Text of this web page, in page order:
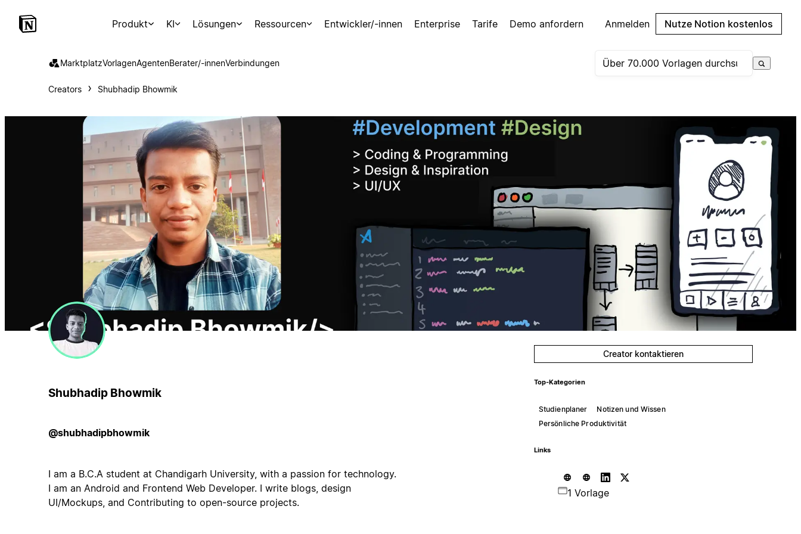
Produkt KI Lösungen Ressourcen Entwickler/-innen Enterprise Tarife Demo anfordern Anmelden Nutze Notion kostenlos
MarktplatzVorlagenAgentenBerater/-innenVerbindungen
Creators Shubhadip Bhowmik
Shubhadip Bhowmik
@shubhadipbhowmik
I am a B.C.A student at Chandigarh University, with a passion for technology.
I am an Android and Frontend Web Developer. I write blogs, design
UI/Mockups, and Contributing to open-source projects.
Creator kontaktieren
Top-Kategorien
Studienplaner
Notizen und Wissen
Persönliche Produktivität
Links
1 Vorlage